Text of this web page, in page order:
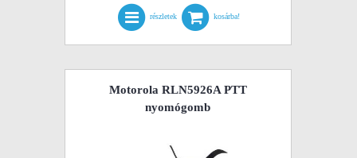
részletek kosárba!
Motorola RLN5926A PTT
nyomógomb